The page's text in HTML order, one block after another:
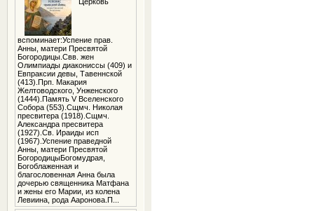
вспоминает:Успение прав.
Анны, матери Пресвятой
Богородицы.Свв. жен
Олимпиады диакониссы (409) и
Евпраксии девы, Тавеннской
(413).Прп. Макария
Желтоводского, Унженского
(1444).Память V Вселенского
Собора (553).Сщмч. Николая
пресвитера (1918).Сщмч.
Александра пресвитера
(1927).Св. Ираиды исп
(1967).Успение праведной
Анны, матери Пресвятой
БогородицыБогомудрая,
Богоблаженная и
благословенная Анна была
дочерью священника Матфана
и жены его Марии, из колена
Левиина, рода Ааронова.П...